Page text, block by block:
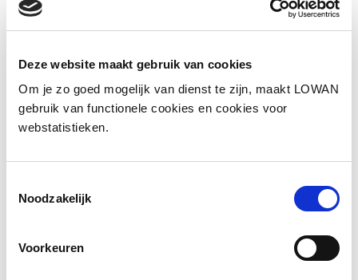
Deze website maakt gebruik van cookies
Om je zo goed mogelijk van dienst te zijn, maakt LOWAN
gebruik van functionele cookies en cookies voor
webstatistieken.
Noodzakelijk
Voorkeuren
Friesland/Flevoland , Sandra van der Tempel
en Ella van Essen
Noord-Holland/Utrecht, Simone Rossing
(vacature)
Borghs
, Renée Veltenaar en
Gezinslocaties (GLO)